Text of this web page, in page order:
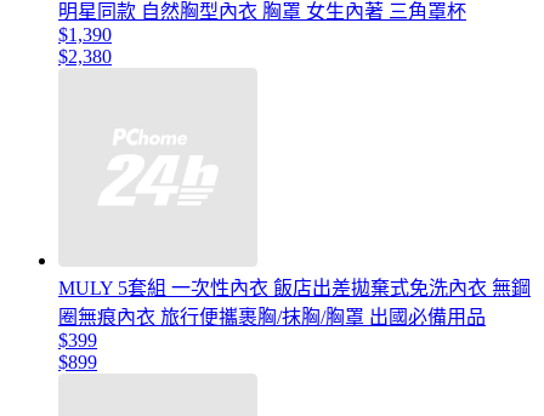
明星同款 自然胸型內衣 胸罩 女生內著 三角罩杯
$1,390
$2,380
MULY 5套組 一次性內衣 飯店出差拋棄式免洗內衣 無鋼
圈無痕內衣 旅行便攜裹胸/抹胸/胸罩 出國必備用品
$399
$899